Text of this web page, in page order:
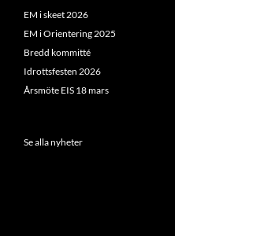
EM i skeet 2026
EM i Orientering 2025
Bredd kommitté
Idrottsfesten 2026
Årsmöte EIS 18 mars
Se alla nyheter